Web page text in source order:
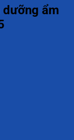
dưỡng ẩm